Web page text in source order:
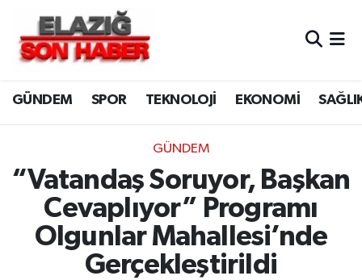
GÜNDEM SPOR TEKNOLOJİ EKONOMİ
GÜNDEM
“Vatandaş Soruyor, Başkan
Cevaplıyor” Programı
Olgunlar Mahallesi’nde
Gerçekleştirildi
CANLI YAYIN
ASAYİŞ
BİLİM VE TEKNOLOJİ
DÜNYA
EĞİTİM
EKONOMİ
Merkez Hava Durumu
Merkez Trafik Yoğunluk Haritası
Süper Lig Puan Durumu ve Fikstür
Tüm Manşetler
Son Dakika Haberleri
Haber Arşivi